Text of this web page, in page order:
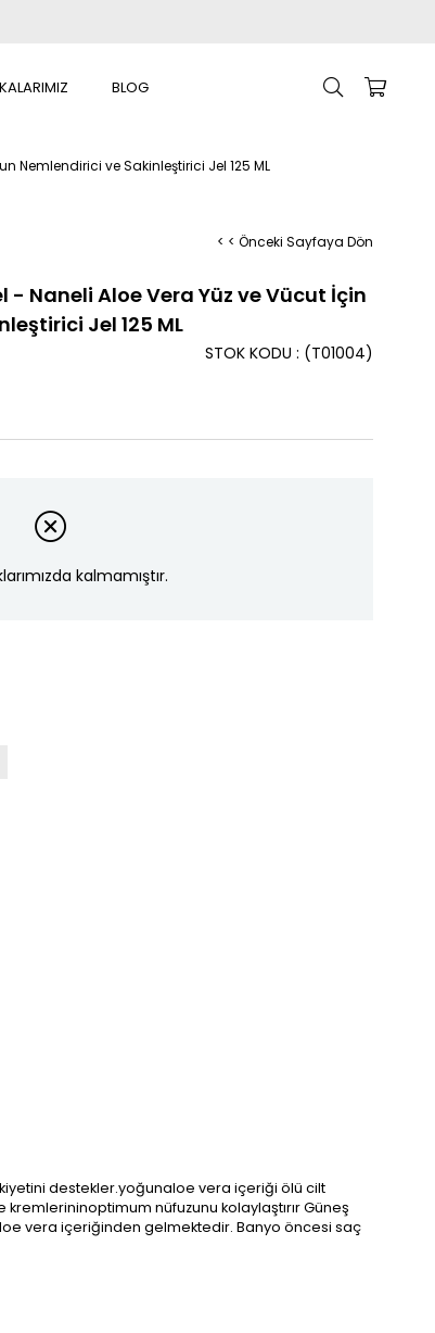
BLOG
Nemlendirici ve Sakinleştirici Jel 125 ML
< < Önceki Sayfaya Dön
- Naneli Aloe Vera Yüz ve Vücut İçin
Jel 125 ML
(T01004)
STOK KODU
kalmamıştır.
destekler.yoğunaloe vera içeriği ölü cilt
nüfuzunu kolaylaştırır Güneş
aloe vera içeriğinden gelmektedir. Banyo öncesi saç